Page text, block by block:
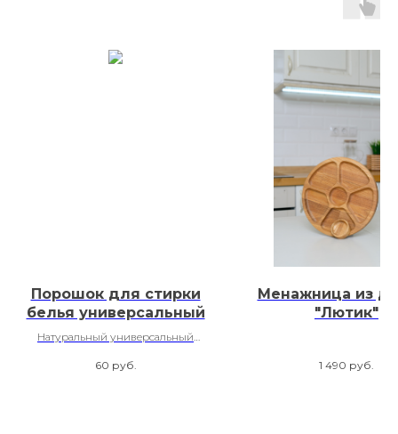
Порошок для стирки
белья универсальный
Натуральный универсальный
Freshbubble
60 руб.
Менажница из
"Лютик"
1 490 руб.